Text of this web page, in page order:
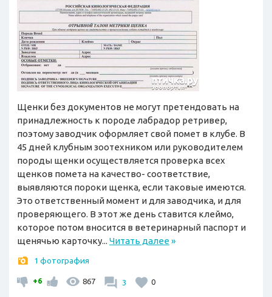
Щенки без документов не могут претендовать на
принадлежность к породе лабрадор ретривер,
поэтому заводчик оформляет свой помет в клубе. В
45 дней клубным зоотехником или руководителем
породы щенки осуществляется проверка всех
щенков помета на качество- соответствие,
выявляются пороки щенка, если таковые имеются.
Это ответственный момент и для заводчика, и для
проверяющего. В этот же день ставится клеймо,
которое потом вносится в ветеринарный паспорт и
щенячью карточку... Читать далее»
1 фотография
+6 867 3 0